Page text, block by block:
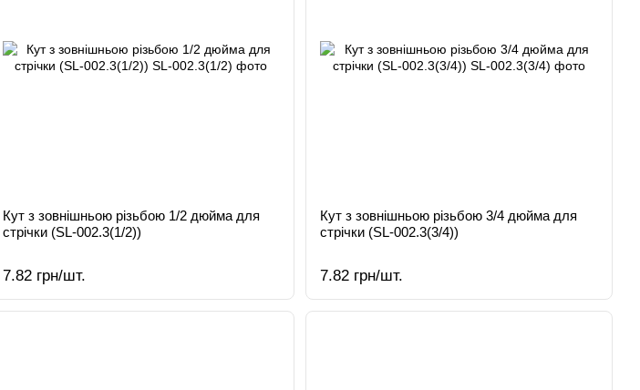
Кут з зовнішньою різьбою 1/2 дюйма для
стрічки (SL-002.3(1/2))
7.82 грн/шт.
Кут з зовнішньою різьбою 3/4 дюйма для
стрічки (SL-002.3(3/4))
7.82 грн/шт.